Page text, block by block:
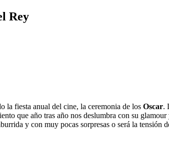
Rey
la fiesta anual del cine, la ceremonia de los Oscar.
que año tras año nos deslumbra con su
y con muy pocas sorpresas o será la tensión